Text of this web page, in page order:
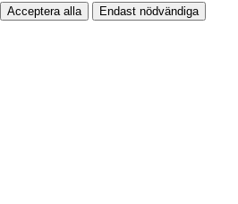
Acceptera alla Endast nödvändiga